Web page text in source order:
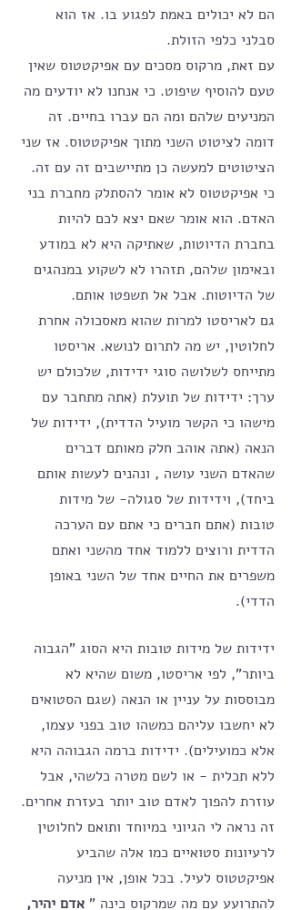
הם לא יכולים באמת לפגוע בו. אז הוא
סבלני כלפי הזולת.
עם זאת, מרקוס מסכים עם אפיקטטוס שאין
טעם להוסיף שיפוט. כי אנחנו לא יודעים מה
המניעים שלהם ומה הם עברו בחיים. זה
דומה לציטוט השני מתוך אפיקטטוס. אז שני
הציטוטים למעשה כן מתיישבים זה עם זה.
כי אפיקטטוס לא אומר להסתלק מחברת בני
האדם. הוא אומר שאם יצא לכם להיות
בחברת הדיוטות, שאתיקה היא לא במודע
ובאימון שלהם, תזהרו לא לשקוע במנהגים
של הדיוטות. אבל אל תשפטו אותם.
גם לאריסטו למרות שהוא מאסכולה אחרת
לחלוטין, יש מה לתרום לנושא. אריסטו
מתייחס לשלושה סוגי ידידות, שלכולם יש
ערך: ידידות של תועלת (אתה מתחבר עם
מישהו כי הקשר מועיל הדדית), ידידות של
הנאה (אתה אוהב חלק מאותם דברים
שהאדם השני עושה , ונהנים לעשות אותם
ביחד), וידידות של סגולה- של מידות
טובות (אתם חברים כי אתם עם הערכה
הדדית ורוצים ללמוד אחד מהשני ואתם
משפרים את החיים אחד של השני באופן
הדדי).
ידידות של מידות טובות היא הסוג "הגבוה
ביותר", לפי אריסטו, משום שהיא לא
מבוססות על עניין או הנאה (שגם הסטואים
לא יחשבו עליהם כמשהו טוב בפני עצמו,
אלא כמועילים). ידידות ברמה הגבוהה היא
ללא תכלית - או לשם מטרה כלשהי, אבל
עוזרת להפוך לאדם טוב יותר בעזרת אחרים.
זה נראה לי הגיוני במיוחד ותואם לחלוטין
לרעיונות סטואיים כמו אלה שהביע
אפיקטטוס לעיל. בכל אופן, אין מניעה
להתרועע עם מה שמרקוס כינה " אדם יהיר,